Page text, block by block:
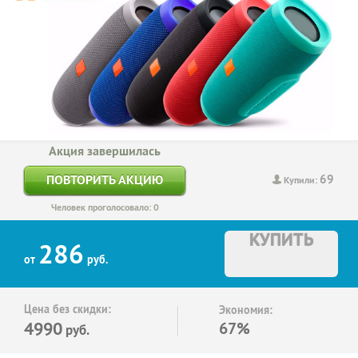
Купили: 69
Акция завершилась
ПОВТОРИТЬ АКЦИЮ
Человек проголосовало: 0
от 286 руб.
КУПИТЬ
Цена без скидки:
4990 руб.
Экономия:
67%